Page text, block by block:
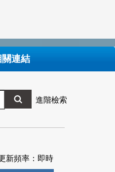
關連結
進階檢索
新頻率：即時